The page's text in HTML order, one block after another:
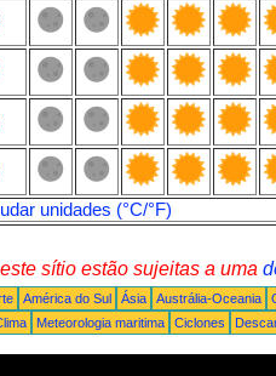
unidades (°C/°F)
sítio estão sujeitas a uma
América do Sul Ásia Austrália-Oceania
Meteorologia maritima Ciclones